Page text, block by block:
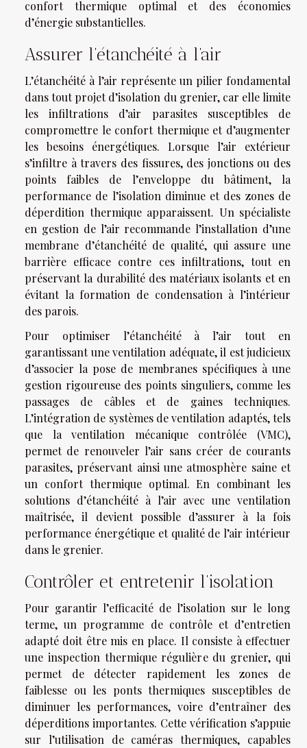
confort thermique optimal et des économies
d’énergie substantielles.
Assurer l’étanchéité à l’air
L’étanchéité à l’air représente un pilier fondamental
dans tout projet d’isolation du grenier, car elle limite
les infiltrations d’air parasites susceptibles de
compromettre le confort thermique et d’augmenter
les besoins énergétiques. Lorsque l’air extérieur
s’infiltre à travers des fissures, des jonctions ou des
points faibles de l’enveloppe du bâtiment, la
performance de l’isolation diminue et des zones de
déperdition thermique apparaissent. Un spécialiste
en gestion de l’air recommande l’installation d’une
membrane d’étanchéité de qualité, qui assure une
barrière efficace contre ces infiltrations, tout en
préservant la durabilité des matériaux isolants et en
évitant la formation de condensation à l’intérieur
des parois.
Pour optimiser l’étanchéité à l’air tout en
garantissant une ventilation adéquate, il est judicieux
d’associer la pose de membranes spécifiques à une
gestion rigoureuse des points singuliers, comme les
passages de câbles et de gaines techniques.
L’intégration de systèmes de ventilation adaptés, tels
que la ventilation mécanique contrôlée (VMC),
permet de renouveler l’air sans créer de courants
parasites, préservant ainsi une atmosphère saine et
un confort thermique optimal. En combinant les
solutions d’étanchéité à l’air avec une ventilation
maîtrisée, il devient possible d’assurer à la fois
performance énergétique et qualité de l’air intérieur
dans le grenier.
Contrôler et entretenir l’isolation
Pour garantir l’efficacité de l’isolation sur le long
terme, un programme de contrôle et d’entretien
adapté doit être mis en place. Il consiste à effectuer
une inspection thermique régulière du grenier, qui
permet de détecter rapidement les zones de
faiblesse ou les ponts thermiques susceptibles de
diminuer les performances, voire d’entraîner des
déperditions importantes. Cette vérification s’appuie
sur l’utilisation de caméras thermiques, capables